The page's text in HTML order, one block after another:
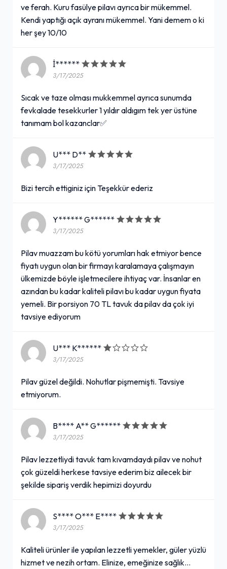
ve ferah. Kuru fasülye pilavı ayrıca bir mükemmel.
Kendi yaptığı açık ayranı mükemmel. Yani demem o ki
her şey 10/10
İ******
3/17/2025
Sıcak ve taze olması mukkemmel ayrıca sunumda
fevkalade tesekkurler 1 yıldır aldıgım tek yer üstüne
tanımam bol kazanclar✅
U*** D**
3/17/2025
Bizi tercih ettiginiz için Teşekkür ederiz
Y****** G******
3/17/2025
Pilav muazzam bu kötü yorumları hak etmiyor bence
fiyatı uygun olan bir firmayı karalamaya çalışmayın
ülkemizde böyle işletmecilere ihtiyaç var. İnsanlar en
azından bu kadar kaliteli pilavı bu kadar uygun fiyata
yemeli. Bir porsiyon 70 TL tavuk da pilav da çok iyi
tavsiye ediyorum
U*** K******
3/17/2025
Pilav güzel değildi. Nohutlar pişmemişti. Tavsiye
etmiyorum.
B**** A** G******
3/17/2025
Pilav lezzetliydi tavuk tam kıvamdaydı pilav ve nohut
çok güzeldi herkese tavsiye ederim biz ailecek bir
şekilde sipariş verdik hepimizi doyurdu
S**** O*** E****
3/17/2025
Kaliteli ürünler ile yapılan lezzetli yemekler, güler yüzlü
hizmet ve nezih ortam. Elinize, emeğinize sağlık...